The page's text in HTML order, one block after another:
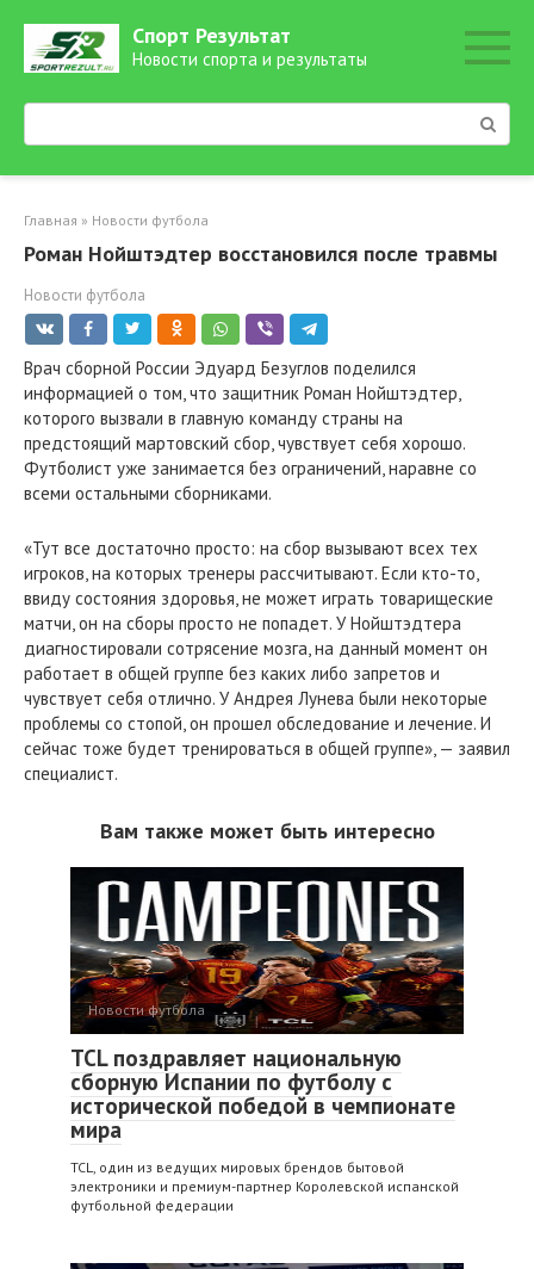
контенту
Спорт Результат
Новости спорта и результаты
Поиск:
Главная » Новости футбола
Роман Нойштэдтер восстановился после травмы
Новости футбола
Врач сборной России Эдуард Безуглов поделился
информацией о том, что защитник Роман Нойштэдтер,
которого вызвали в главную команду страны на
предстоящий мартовский сбор, чувствует себя хорошо.
Футболист уже занимается без ограничений, наравне со
всеми остальными сборниками.
«Тут все достаточно просто: на сбор вызывают всех тех
игроков, на которых тренеры рассчитывают. Если кто-то,
ввиду состояния здоровья, не может играть товарищеские
матчи, он на сборы просто не попадет. У Нойштэдтера
диагностировали сотрясение мозга, на данный момент он
работает в общей группе без каких либо запретов и
чувствует себя отлично. У Андрея Лунева были некоторые
проблемы со стопой, он прошел обследование и лечение. И
сейчас тоже будет тренироваться в общей группе», — заявил
специалист.
Вам также может быть интересно
Новости футбола
TCL поздравляет национальную
сборную Испании по футболу с
исторической победой в чемпионате
мира
TCL, один из ведущих мировых брендов бытовой
электроники и премиум-партнер Королевской испанской
футбольной федерации